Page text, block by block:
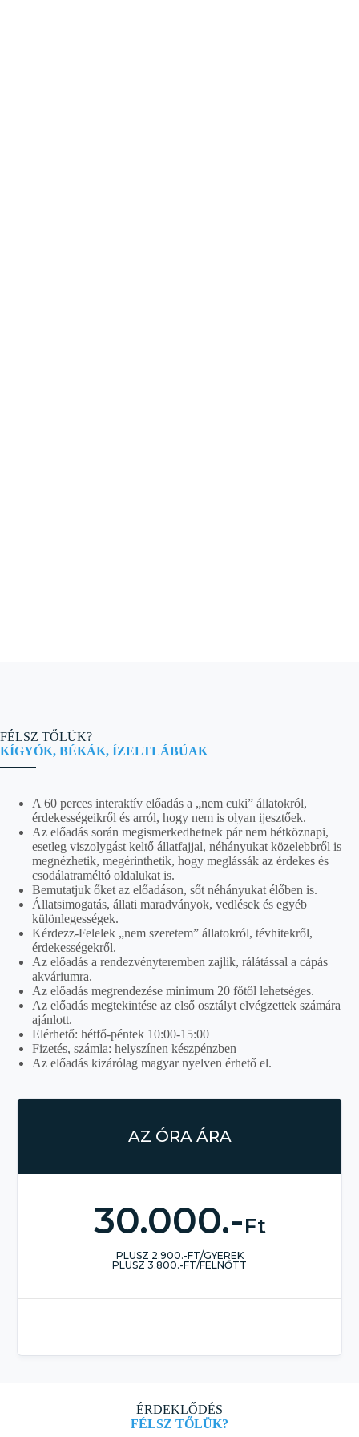
FÉLSZ TŐLÜK?
KÍGYÓK, BÉKÁK, ÍZELTLÁBÚAK
A 60 perces interaktív előadás a „nem cuki” állatokról,
érdekességeikről és arról, hogy nem is olyan ijesztőek.
Az előadás során megismerkedhetnek pár nem hétköznapi,
esetleg viszolygást keltő állatfajjal, néhányukat közelebbről is
megnézhetik, megérinthetik, hogy meglássák az érdekes és
csodálatraméltó oldalukat is.
Bemutatjuk őket az előadáson, sőt néhányukat élőben is.
Állatsimogatás, állati maradványok, vedlések és egyéb
különlegességek.
Kérdezz-Felelek „nem szeretem” állatokról, tévhitekről,
érdekességekről.
Az előadás a rendezvényteremben zajlik, rálátással a cápás
akváriumra.
Az előadás megrendezése minimum 20 főtől lehetséges.
Az előadás megtekintése az első osztályt elvégzettek számára
ajánlott.
Elérhető: hétfő-péntek 10:00-15:00
Fizetés, számla: helyszínen készpénzben
Az előadás kizárólag magyar nyelven érhető el.
AZ ÓRA ÁRA
30.000.-Ft
PLUSZ 2.900.-FT/GYEREK
PLUSZ 3.800.-FT/FELNŐTT
ÉRDEKLŐDÉS
FÉLSZ TŐLÜK?